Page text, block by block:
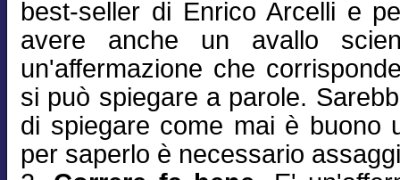
best-seller di Enrico Arcelli e
avere anche un avallo
un'affermazione che
si può spiegare a parole.
di spiegare come mai è buono
per saperlo è necessario